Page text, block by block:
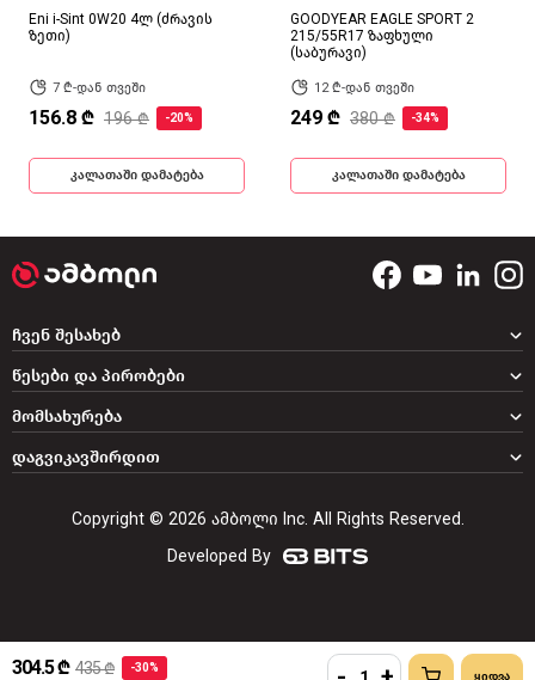
304.5 ₾ 435 ₾ -30%
Eni i-Sint 0W20 4ლ (ძრავის
ზეთი)
7 ₾-დან თვეში
156.8 ₾ 196 ₾ -20%
კალათაში დამატება
GOODYEAR EAGLE SPORT 2
215/55R17 ზაფხული
(საბურავი)
12 ₾-დან თვეში
249 ₾ 380 ₾ -34%
კალათაში დამატება
დაგვიკავშირდით
ჩვენ შესახებ
წესები და პირობები
მომსახურება
Copyright © 2026 ამბოლი Inc. All Rights Reserved.
Developed By